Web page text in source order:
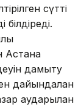
сүтті
Астана
дамыту
дайындалған
аударылған